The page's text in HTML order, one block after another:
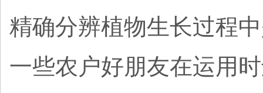
精确分辨植物生长过程
一些农户好朋友在运用